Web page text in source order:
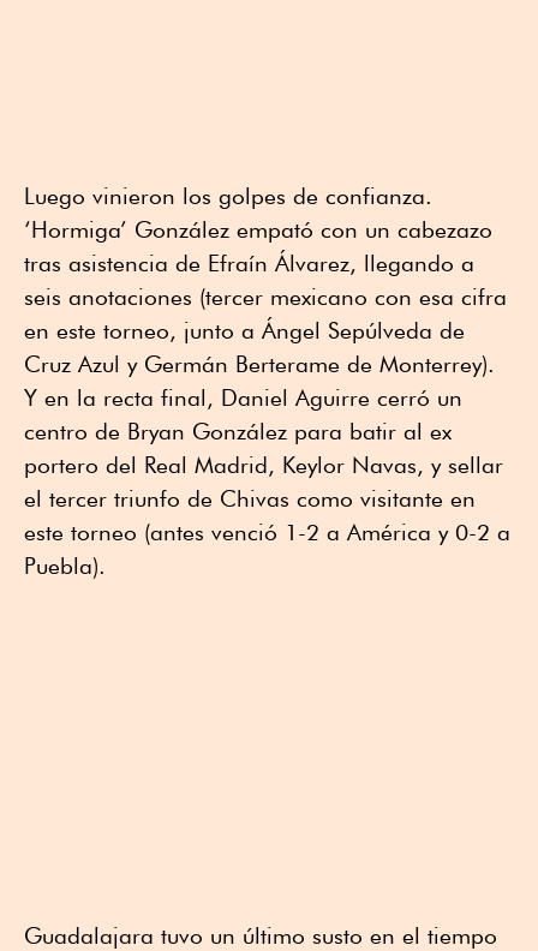
Luego vinieron los golpes de confianza.
‘Hormiga’ González empató con un cabezazo
tras asistencia de Efraín Álvarez, llegando a
seis anotaciones (tercer mexicano con esa cifra
en este torneo, junto a Ángel Sepúlveda de
Cruz Azul y Germán Berterame de Monterrey).
Y en la recta final, Daniel Aguirre cerró un
centro de Bryan González para batir al ex
portero del Real Madrid, Keylor Navas, y sellar
el tercer triunfo de Chivas como visitante en
este torneo (antes venció 1-2 a América y 0-2 a
Puebla).
Guadalajara tuvo un último susto en el tiempo